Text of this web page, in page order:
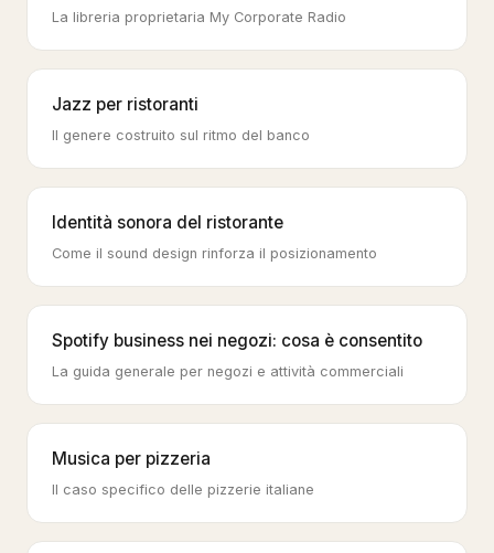
La libreria proprietaria My Corporate Radio
Jazz per ristoranti
Il genere costruito sul ritmo del banco
Identità sonora del ristorante
Come il sound design rinforza il posizionamento
Spotify business nei negozi: cosa è consentito
La guida generale per negozi e attività commerciali
Musica per pizzeria
Il caso specifico delle pizzerie italiane